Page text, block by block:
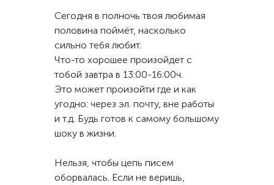
Сегодня в полночь твоя любимая
половина поймёт, насколько
сильно тебя любит.
Что-то хорошее произойдет с
тобой завтра в 13:00-16:00ч.
Это может произойти где и как
угодно: через эл. почту, вне работы
и т.д. Будь готов к самому большому
шоку в жизни.
Нельзя, чтобы цепь писем
оборвалась. Если не веришь,